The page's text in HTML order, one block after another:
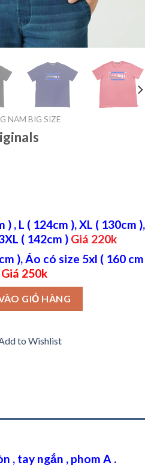
NAM BIG SIZE
, L ( 124cm ), XL ( 130cm ),
( 142cm ) Giá 220k
), Áo có size 5xl ( 160 cm
Giá 250k
lượngGIỎ HÀNG
to Wishlist
, tay ngắn , phom A .